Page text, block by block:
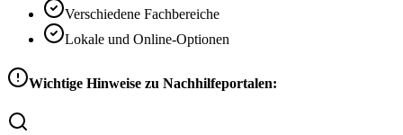
Verschiedene Fachbereiche
Lokale und Online-Optionen
Wichtige Hinweise zu Nachhilfeportalen: